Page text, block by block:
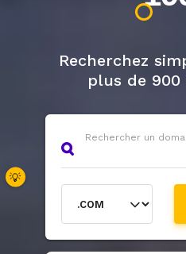
Recherchez
plus de 900
Rechercher un
💡